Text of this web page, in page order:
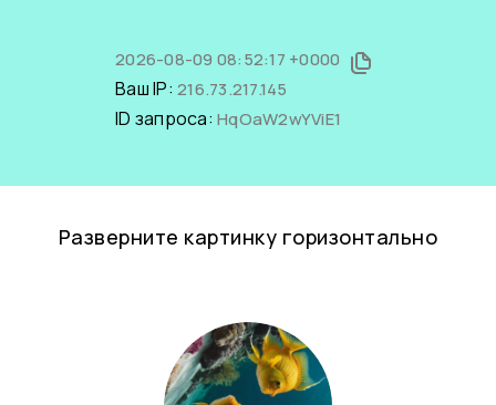
2026-08-09 08:52:17 +0000
Ваш IP: 216.73.217.145
ID запроса: HqOaW2wYViE1
Разверните картинку горизонтально